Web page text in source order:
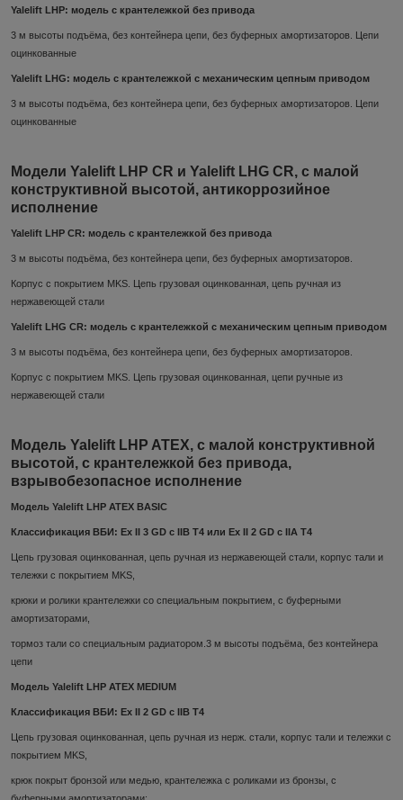
Yalelift LHP: модель с крантележкой без привода
3 м высоты подъёма, без контейнера цепи, без буферных амортизаторов. Цепи
оцинкованные
Yalelift LHG: модель с крантележкой с механическим цепным приводом
3 м высоты подъёма, без контейнера цепи, без буферных амортизаторов. Цепи
оцинкованные
Модели Yalelift LHP CR и Yalelift LHG CR, с малой
конструктивной высотой, антикоррозийное
исполнение
Yalelift LHP CR: модель с крантележкой без привода
3 м высоты подъёма, без контейнера цепи, без буферных амортизаторов.
Корпус с покрытием MKS. Цепь грузовая оцинкованная, цепь ручная из
нержавеющей стали
Yalelift LHG CR: модель с крантележкой с механическим цепным приводом
3 м высоты подъёма, без контейнера цепи, без буферных амортизаторов.
Корпус с покрытием MKS. Цепь грузовая оцинкованная, цепи ручные из
нержавеющей стали
Модель Yalelift LHP ATEX, с малой конструктивной
высотой, с крантележкой без привода,
взрывобезопасное исполнение
Модель Yalelift LHP ATEX BASIC
Классификация ВБИ: Ex II 3 GD c IIB T4 или Ex II 2 GD c IIA T4
Цепь грузовая оцинкованная, цепь ручная из нержавеющей стали, корпус тали и
тележки с покрытием MKS,
крюки и ролики крантележки со специальным покрытием, с буферными
амортизаторами,
тормоз тали со специальным радиатором.3 м высоты подъёма, без контейнера
цепи
Модель Yalelift LHP ATEX MEDIUM
Классификация ВБИ: Ex II 2 GD c IIB T4
Цепь грузовая оцинкованная, цепь ручная из нерж. стали, корпус тали и тележки с
покрытием MKS,
крюк покрыт бронзой или медью, крантележка с роликами из бронзы, с